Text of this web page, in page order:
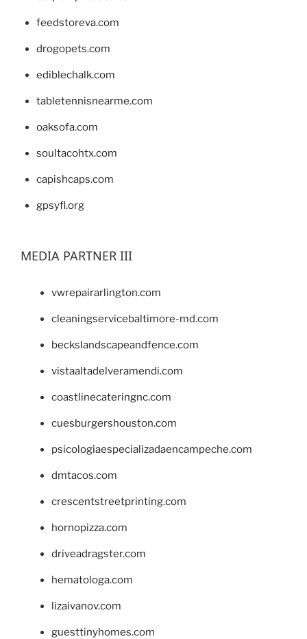
feedstoreva.com
drogopets.com
ediblechalk.com
tabletennisnearme.com
oaksofa.com
soultacohtx.com
capishcaps.com
gpsyfl.org
MEDIA PARTNER III
vwrepairarlington.com
cleaningservicebaltimore-md.com
beckslandscapeandfence.com
vistaaltadelveramendi.com
coastlinecateringnc.com
cuesburgershouston.com
psicologiaespecializadaencampeche.com
dmtacos.com
crescentstreetprinting.com
hornopizza.com
driveadragster.com
hematologa.com
lizaivanov.com
guesttinyhomes.com